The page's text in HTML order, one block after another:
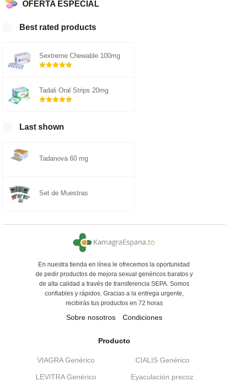
OFERTA ESPECIAL
Best rated products
Sextreme Chewable 100mg
Tadali Oral Strips 20mg
Last shown
Tadanova 60 mg
Set de Muestras
En nuestra tienda en línea le ofrecemos la oportunidad
de pedir productos de mejora sexual genéricos baratos y
de alta calidad a través de transferencia SEPA. Somos
confiables y rápidos. Gracias a la entrega urgente,
recibirás tus productos en 72 horas
Sobre nosotros Condiciones
Producto
VIAGRA Genérico CIALIS Genérico
LEVITRA Genérico Eyaculación precoz